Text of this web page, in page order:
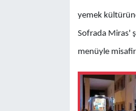
yemek
Sofrada Miras'
menüyle